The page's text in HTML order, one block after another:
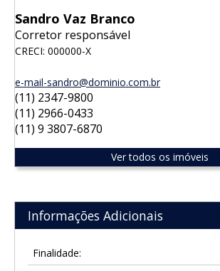
Sandro Vaz Branco
Corretor responsável
CRECI: 000000-X
e-mail-sandro@dominio.com.br
(11) 2347-9800
(11) 2966-0433
(11) 9 3807-6870
Ver todos os imóveis
Informações Adicionais
Finalidade: